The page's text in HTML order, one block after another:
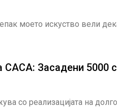
моето искуство вели
Засадени 5000
со реализацијата на